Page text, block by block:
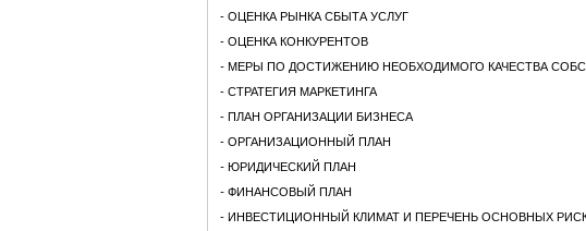
- ОЦЕНКА РЫНКА СБЫТА УСЛУГ
- ОЦЕНКА КОНКУРЕНТОВ
- МЕРЫ ПО ДОСТИЖЕНИЮ НЕОБХОДИМОГО КАЧЕСТВА
- СТРАТЕГИЯ МАРКЕТИНГА
- ПЛАН ОРГАНИЗАЦИИ БИЗНЕСА
- ОРГАНИЗАЦИОННЫЙ ПЛАН
- ЮРИДИЧЕСКИЙ ПЛАН
- ФИНАНСОВЫЙ ПЛАН
- ИНВЕСТИЦИОННЫЙ КЛИМАТ И ПЕРЕЧЕНЬ ОСНОВНЫХ